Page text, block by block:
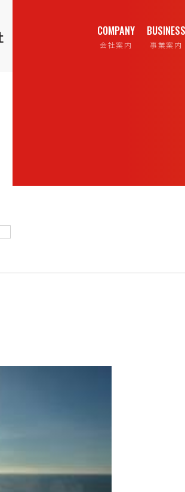
COMPANY
会社案内
BUSINESS
事業案内